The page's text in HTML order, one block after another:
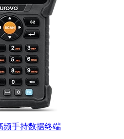
频手持数据终端